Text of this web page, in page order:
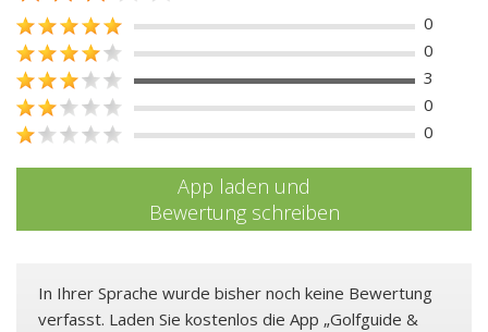
0
0
3
0
0
App laden und
Bewertung schreiben
In Ihrer Sprache wurde bisher noch keine Bewertung
verfasst. Laden Sie kostenlos die App „Golfguide &